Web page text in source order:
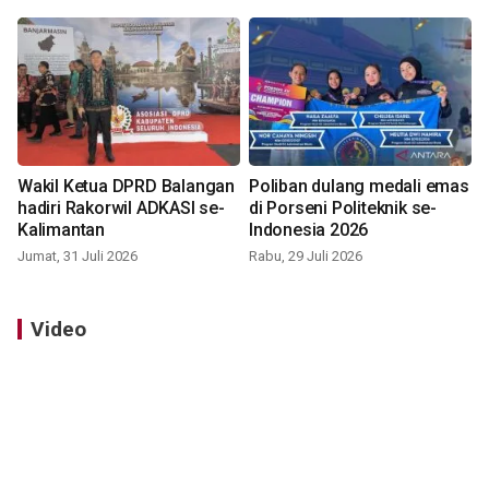
Wakil Ketua DPRD Balangan
hadiri Rakorwil ADKASI se-
Kalimantan
Jumat, 31 Juli 2026
Poliban dulang medali emas
di Porseni Politeknik se-
Indonesia 2026
Rabu, 29 Juli 2026
Video